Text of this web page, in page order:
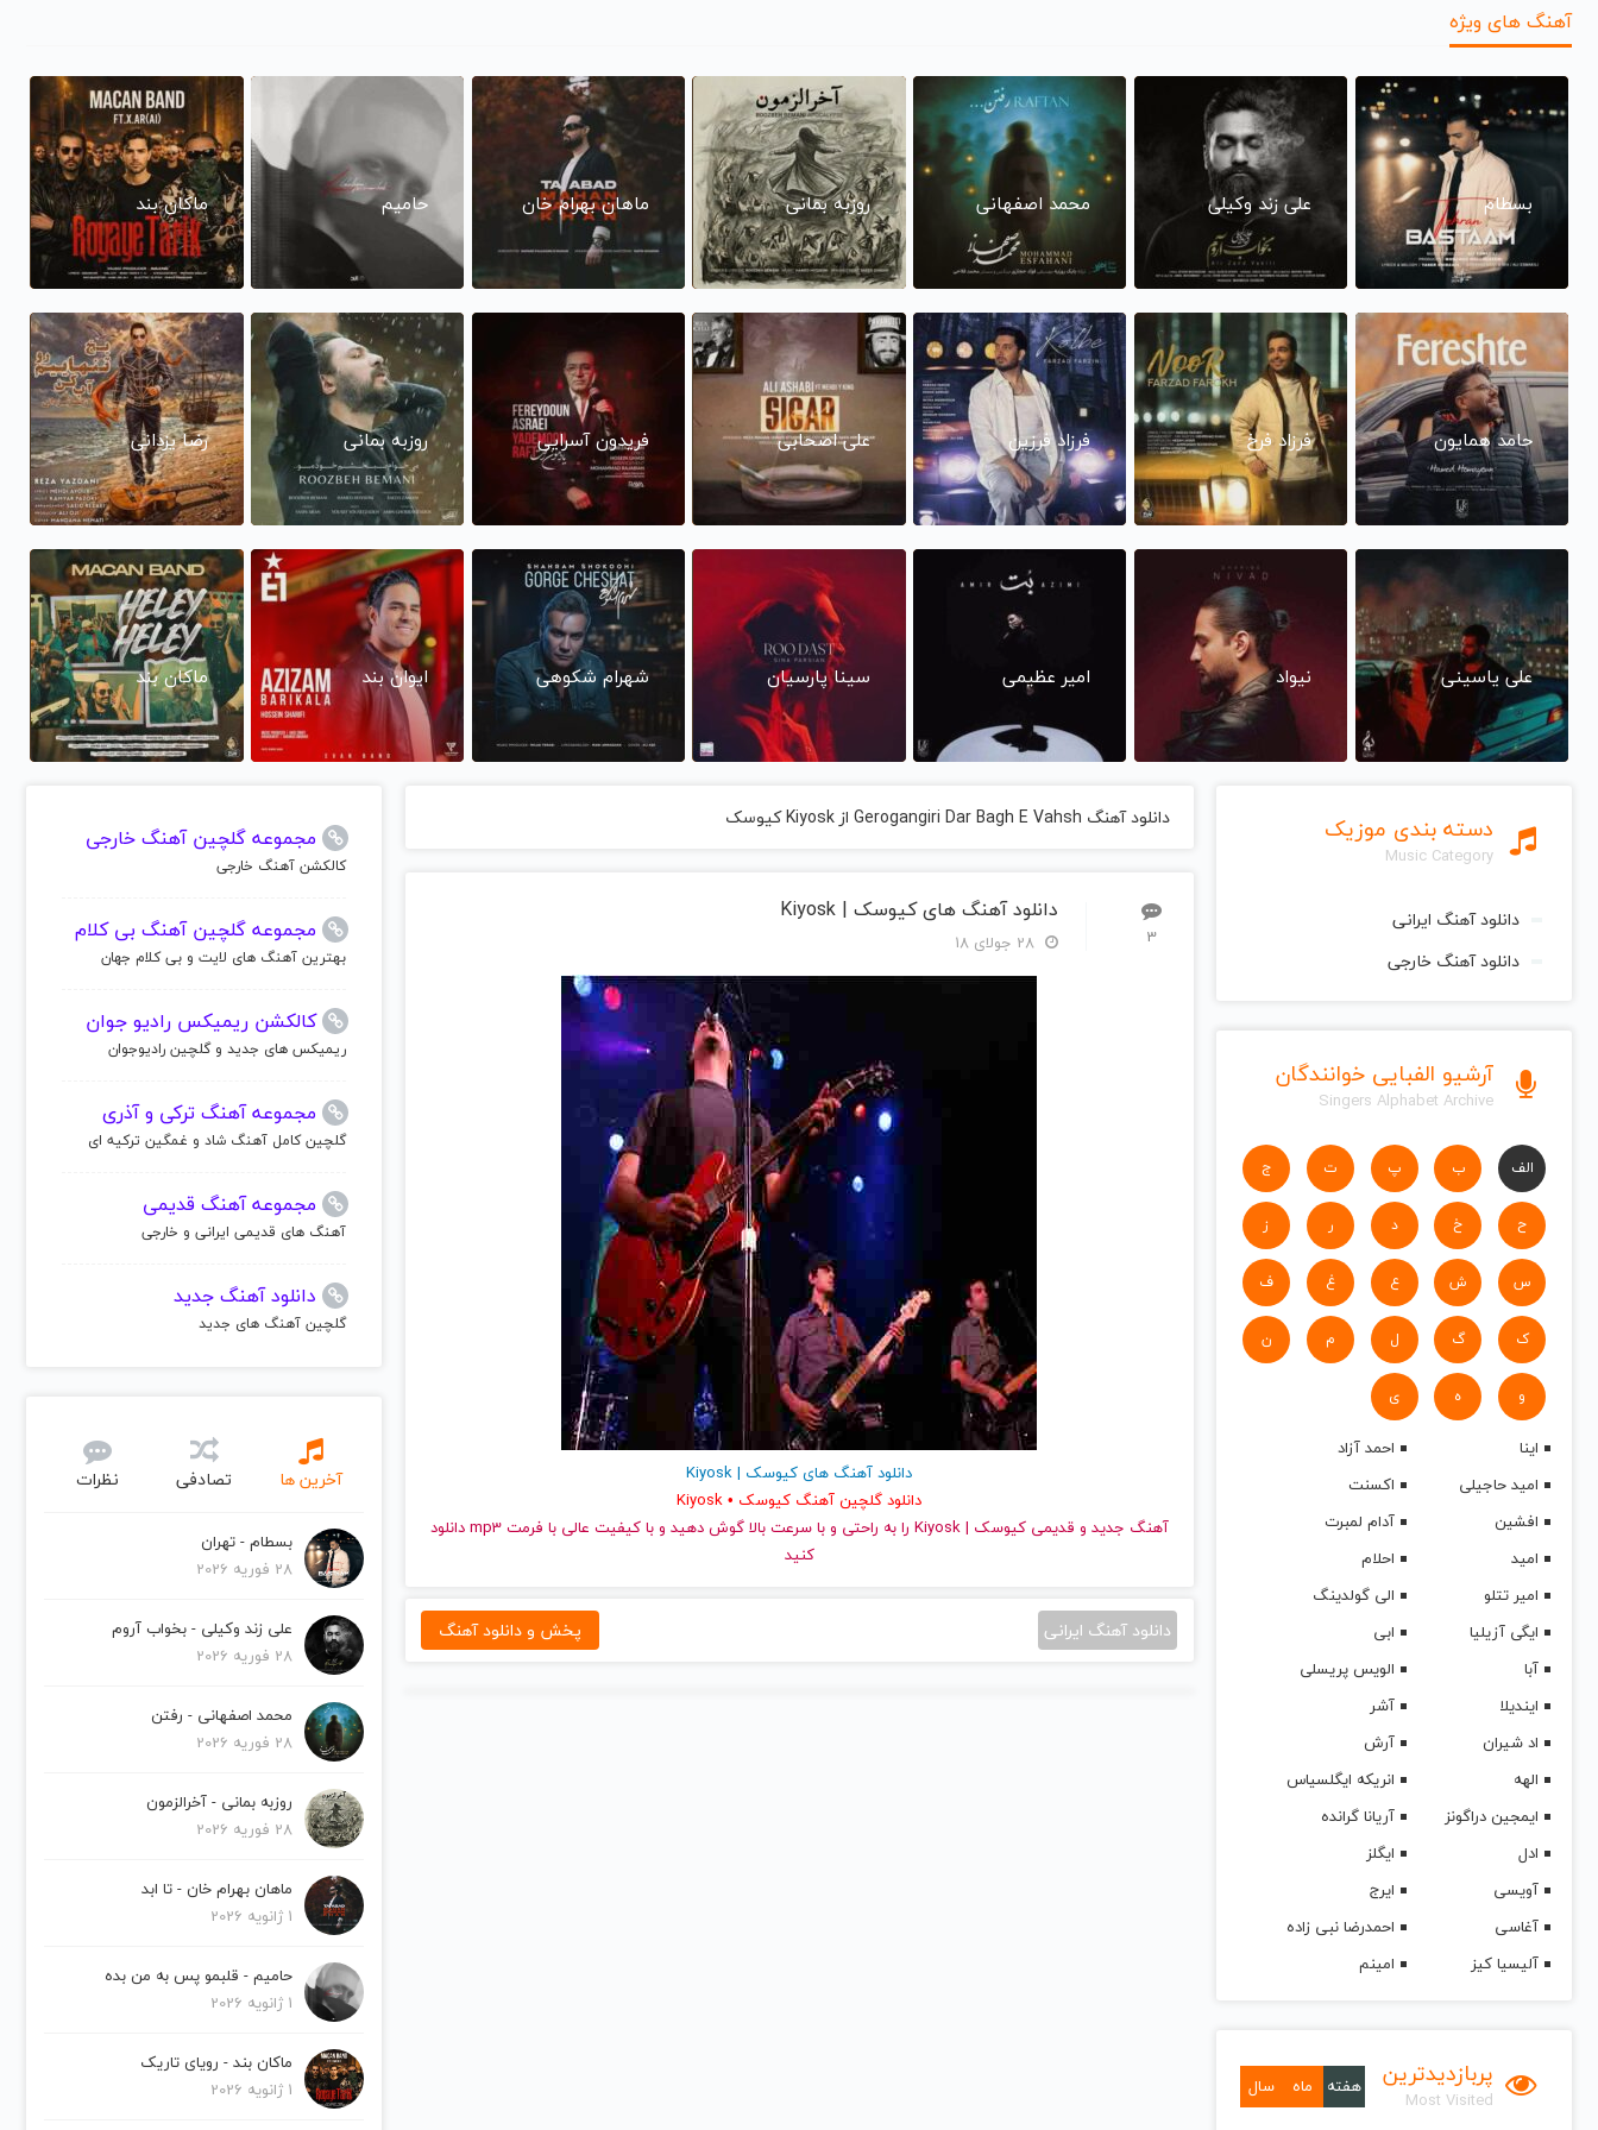
آهنگ های ویژه
بسطام علی زند وکیلی محمد اصفهانی روزبه بمانی ماهان بهرام خان حامیم ماکان بند
حامد همایون فرزاد فرخ فرزاد فرزین علی اصحابی فریدون آسرایی روزبه بمانی رضا یزدانی
علی یاسینی نیواد امیر عظیمی سینا پارسیان شهرام شکوهی ایوان بند ماکان بند
دسته بندی موزیک
Music Category
دانلود آهنگ ایرانی
دانلود آهنگ خارجی
آرشیو الفبایی خوانندگان
Singers Alphabet Archive
الف ب پ ت ج
ح خ د ر ز
س ش ع غ ف
ک گ ل م ن
و ه ی
اینا
احمد آزاد
امید حاجیلی
اکسنت
افشین
آدام لمبرت
امید
احلام
امیر تتلو
الی گولدینگ
ایگی آزیلیا
ابی
آبا
الویس پریسلی
ایندیلا
آشر
اد شیران
آرش
الهه
انریکه ایگلسیاس
ایمجین دراگونز
آریانا گرانده
ادل
ایگلز
آویسی
ایرج
آغاسی
احمدرضا نبی زاده
آلیسیا کیز
امینم
پربازدیدترین
Most Visited
هفته ماه سال
دانلود آهنگ Gerogangiri Dar Bagh E Vahsh از Kiyosk کیوسک
3
دانلود آهنگ های کیوسک | Kiyosk
دانلود آهنگ های کیوسک | Kiyosk
دانلود گلچین آهنگ کیوسک • Kiyosk
آهنگ جدید
و قدیمی کیوسک | Kiyosk را به راحتی و با سرعت بالا گوش دهید و با کیفیت عالی با فرمت mp3 دانلود
کنید
دانلود آهنگ ایرانی پخش و دانلود آهنگ
مجموعه گلچین آهنگ خارجی
کالکشن آهنگ خارجی
مجموعه گلچین آهنگ بی کلام
بهترین آهنگ های لایت و بی کلام جهان
کالکشن ریمیکس رادیو جوان
ریمیکس های جدید و گلچین رادیوجوان
مجموعه آهنگ ترکی و آذری
گلچین کامل آهنگ شاد و غمگین ترکیه ای
مجموعه آهنگ قدیمی
آهنگ های قدیمی ایرانی و خارجی
دانلود آهنگ جدید
گلچین آهنگ های جدید
آخرین ها تصادفی نظرات
بسطام - تهران
28 فوریه 2026
علی زند وکیلی - بخواب آروم
28 فوریه 2026
محمد اصفهانی - رفتن
28 فوریه 2026
روزبه بمانی - آخرالزمون
28 فوریه 2026
ماهان بهرام خان - تا ابد
1 ژانویه 2026
حامیم - قلبمو پس به من بده
1 ژانویه 2026
ماکان بند - رویای تاریک
1 ژانویه 2026